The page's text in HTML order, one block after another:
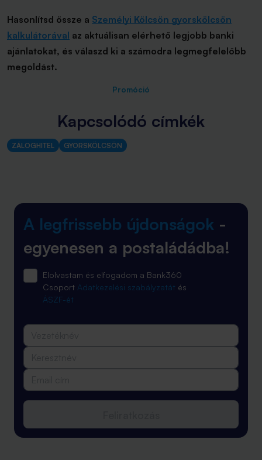
Hasonlítsd össze a Személyi Kölcsön gyorskölcsön
kalkulátorával az aktuálisan elérhető legjobb banki
ajánlatokat, és válaszd ki a számodra legmegfelelőbb
megoldást.
Promóció
Kapcsolódó címkék
ZÁLOGHITEL GYORSKÖLCSÖN
A legfrissebb újdonságok -
egyenesen a postaládádba!
Elolvastam és elfogadom a Bank360
Csoport Adatkezelési szabályzatát és
ÁSZF-ét